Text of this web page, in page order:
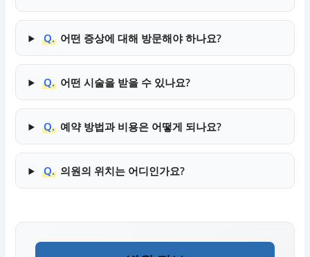
Q. 어떤 증상에 대해 방문해야 하나요?
Q. 어떤 시술을 받을 수 있나요?
Q. 예약 방법과 비용은 어떻게 되나요?
Q. 의원의 위치는 어디인가요?